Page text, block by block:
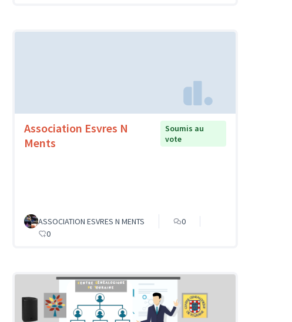
Association Esvres N
Ments
Soumis au
vote
ASSOCIATION ESVRES N MENTS
0
0